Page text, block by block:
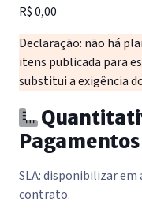
R$ 0,00
Declaração: não há
itens publicada para
substitui a exigência
Pagamentos
SLA: disponibilizar em
contrato.